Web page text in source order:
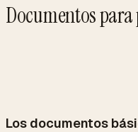
Documentos
Los documentos